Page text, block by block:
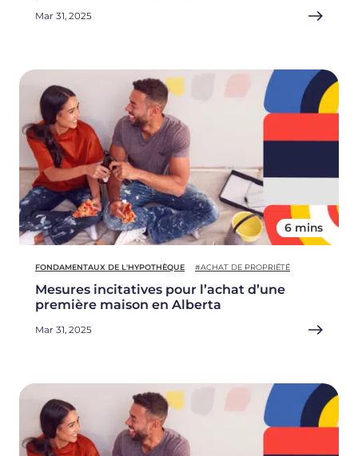
Mar 31, 2025
6 mins
FONDAMENTAUX DE L'HYPOTHÈQUE #ACHAT DE PROPRIÉTÉ
Mesures incitatives pour l’achat d’une
première maison en Alberta
Mar 31, 2025